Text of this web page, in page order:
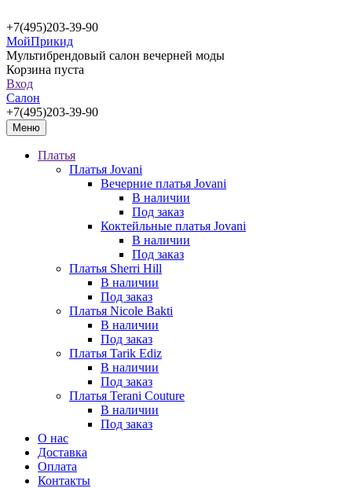
+7(495)203-39-90
МойПрикид
Мультибрендовый салон вечерней моды
Корзина пуста
Вход
Салон
+7(495)203-39-90
Меню
Платья
Платья Jovani
Вечерние платья Jovani
В наличии
Под заказ
Коктейльные платья Jovani
В наличии
Под заказ
Платья Sherri Hill
В наличии
Под заказ
Платья Nicole Bakti
В наличии
Под заказ
Платья Tarik Ediz
В наличии
Под заказ
Платья Terani Couture
В наличии
Под заказ
О нас
Доставка
Оплата
Контакты